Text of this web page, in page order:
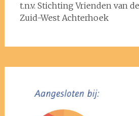
t.n.v. Stichting Vrienden van
Zuid-West Achterhoek